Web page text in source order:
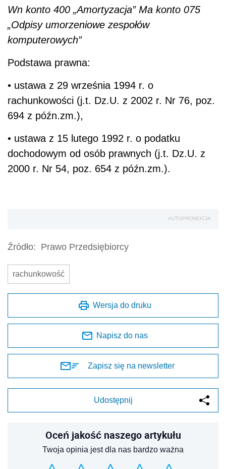
Wn konto 400 „Amortyzacja” Ma konto 075
„Odpisy umorzeniowe zespołów
komputerowych”
Podstawa prawna:
• ustawa z 29 września 1994 r. o
rachunkowości (j.t. Dz.U. z 2002 r. Nr 76, poz.
694 z późn.zm.),
• ustawa z 15 lutego 1992 r. o podatku
dochodowym od osób prawnych (j.t. Dz.U. z
2000 r. Nr 54, poz. 654 z późn.zm.).
AUTOPROMOCJA
Źródło: Prawo Przedsiębiorcy
rachunkowość
Wersja do druku
Napisz do nas
Zapisz się na newsletter
Udostępnij
Oceń jakość naszego artykułu
Twoja opinia jest dla nas bardzo ważna